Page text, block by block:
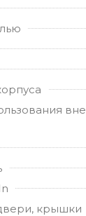
вне
крышки